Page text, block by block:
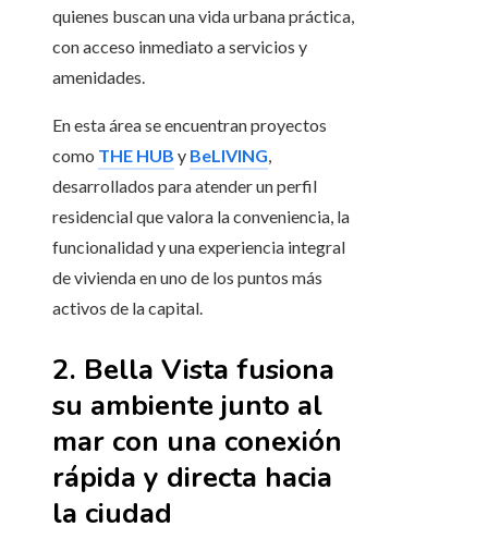
quienes buscan una vida urbana práctica,
con acceso inmediato a servicios y
amenidades.
En esta área se encuentran proyectos
como THE HUB y BeLIVING,
desarrollados para atender un perfil
residencial que valora la conveniencia, la
funcionalidad y una experiencia integral
de vivienda en uno de los puntos más
activos de la capital.
2. Bella Vista fusiona
su ambiente junto al
mar con una conexión
rápida y directa hacia
la ciudad